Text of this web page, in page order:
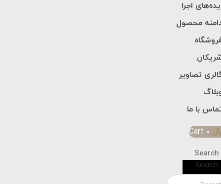
اجرا
محصول
تصاویر
با ما
0
Cart
Search
Search